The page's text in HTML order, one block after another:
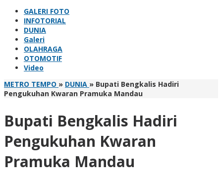
GALERI FOTO
INFOTORIAL
DUNIA
Galeri
OLAHRAGA
OTOMOTIF
Video
METRO TEMPO » DUNIA » Bupati Bengkalis Hadiri
Pengukuhan Kwaran Pramuka Mandau
Bupati Bengkalis Hadiri
Pengukuhan Kwaran
Pramuka Mandau